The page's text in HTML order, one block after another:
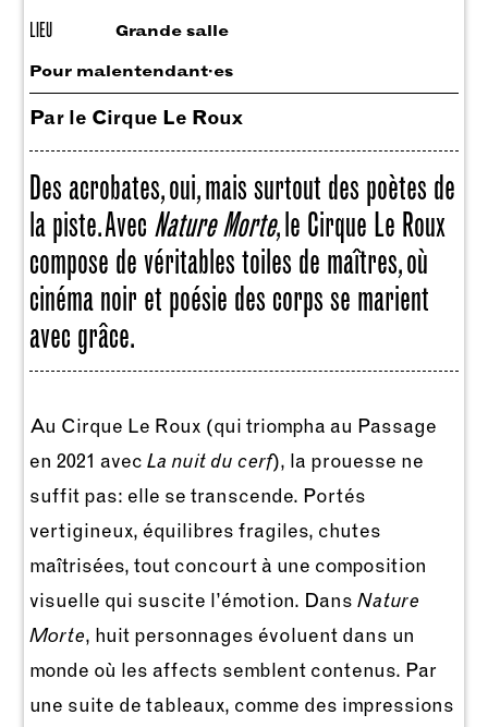
LIEU Grande salle
Pour malentendant·es
Par le Cirque Le Roux
Des acrobates, oui, mais surtout des poètes de
la piste. Avec Nature Morte, le Cirque Le Roux
compose de véritables toiles de maîtres, où
cinéma noir et poésie des corps se marient
avec grâce.
Au Cirque Le Roux (qui triompha au Passage
en 2021 avec La nuit du cerf), la prouesse ne
suffit pas: elle se transcende. Portés
vertigineux, équilibres fragiles, chutes
maîtrisées, tout concourt à une composition
visuelle qui suscite l’émotion. Dans Nature
Morte, huit personnages évoluent dans un
monde où les affects semblent contenus. Par
une suite de tableaux, comme des impressions